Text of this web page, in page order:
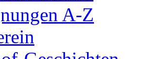
A-Z